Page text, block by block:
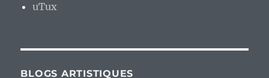
uTux
BLOGS ARTISTIQUES